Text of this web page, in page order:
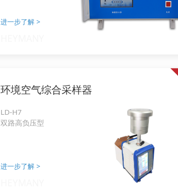
进一步了解 >
环境空气综合采样器
LD-H7
双路高负压型
进一步了解 >